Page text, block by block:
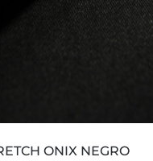
ONIX NEGRO